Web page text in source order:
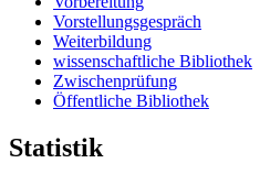
Vorstellungsgespräch
Weiterbildung
wissenschaftliche Bibliothek
Zwischenprüfung
Öffentliche Bibliothek
Statistik